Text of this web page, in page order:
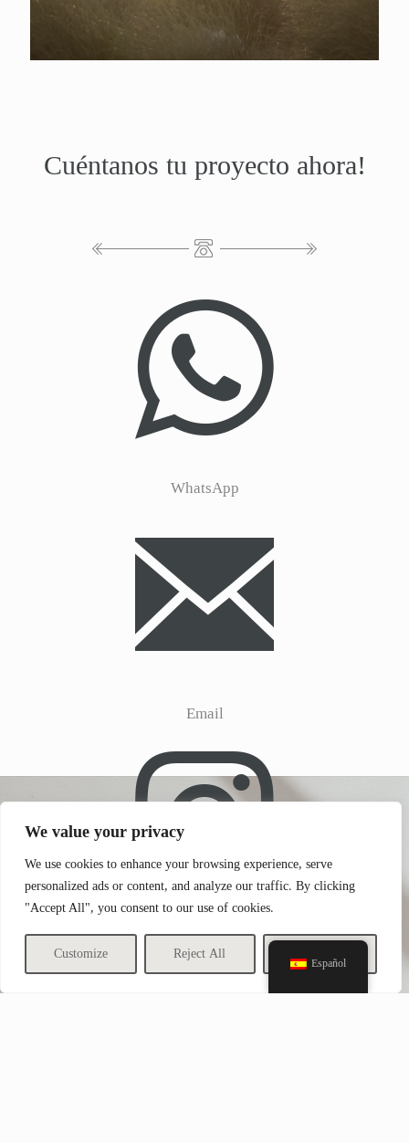
We value your privacy
We use cookies to enhance your browsing experience, serve
personalized ads or content, and analyze our traffic. By clicking
"Accept All", you consent to our use of cookies.
Customize Reject All
Cuéntanos tu proyecto ahora!
WhatsApp
Email
Instagram
Español